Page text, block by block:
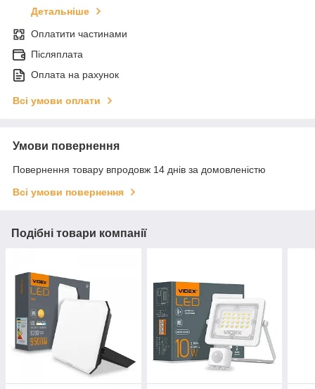
Детальніше
Оплатити частинами
Післяплата
Оплата на рахунок
Всі умови оплати
Умови повернення
Повернення товару впродовж 14 днів за домовленістю
Всі умови повернення
Подібні товари компанії